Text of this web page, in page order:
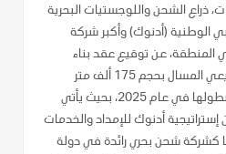
ذراع الشحن واللوجستيات البحرية
الوطنية (أدنوك) وأكبر شركة
عن توقيع عقد بناء
سفينتين جديدتين للغاز الطبيعي المسال بحجم 175 ألف متر
مكعب، على أن تنضما إلى أسطولها في عام 2025، بحيث يأتي
أدنوك للإمداد والخدمات
كشركة شحن بحري رائدة في دولة